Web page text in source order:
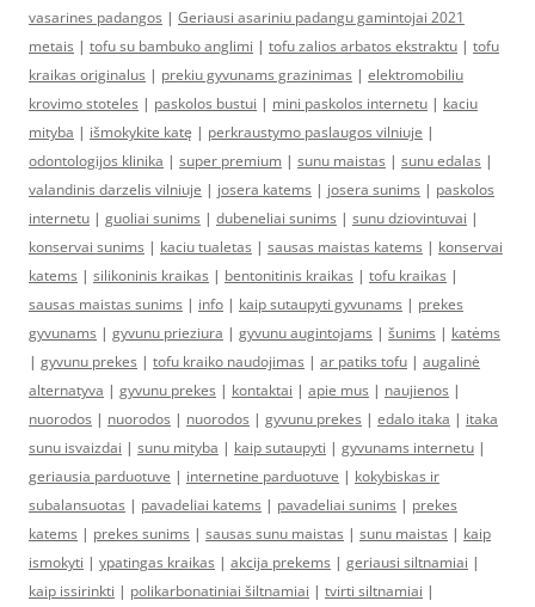
vasarines padangos | Geriausi asariniu padangu gamintojai 2021
metais | tofu su bambuko anglimi | tofu zalios arbatos ekstraktu | tofu
kraikas originalus | prekiu gyvunams grazinimas | elektromobiliu
krovimo stoteles | paskolos bustui | mini paskolos internetu | kaciu
mityba | išmokykite katę | perkraustymo paslaugos vilniuje |
odontologijos klinika | super premium | sunu maistas | sunu edalas |
valandinis darzelis vilniuje | josera katems | josera sunims | paskolos
internetu | guoliai sunims | dubeneliai sunims | sunu dziovintuvai |
konservai sunims | kaciu tualetas | sausas maistas katems | konservai
katems | silikoninis kraikas | bentonitinis kraikas | tofu kraikas |
sausas maistas sunims | info | kaip sutaupyti gyvunams | prekes
gyvunams | gyvunu prieziura | gyvunu augintojams | šunims | katėms
| gyvunu prekes | tofu kraiko naudojimas | ar patiks tofu | augalinė
alternatyva | gyvunu prekes | kontaktai | apie mus | naujienos |
nuorodos | nuorodos | nuorodos | gyvunu prekes | edalo itaka | itaka
sunu isvaizdai | sunu mityba | kaip sutaupyti | gyvunams internetu |
geriausia parduotuve | internetine parduotuve | kokybiskas ir
subalansuotas | pavadeliai katems | pavadeliai sunims | prekes
katems | prekes sunims | sausas sunu maistas | sunu maistas | kaip
ismokyti | ypatingas kraikas | akcija prekems | geriausi siltnamiai |
kaip issirinkti | polikarbonatiniai šiltnamiai | tvirti siltnamiai |